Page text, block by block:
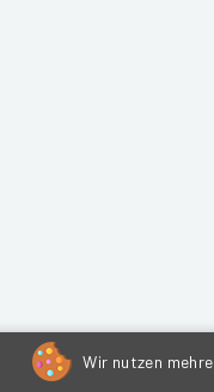
Wir nutzen